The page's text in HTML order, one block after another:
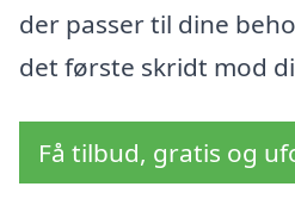
der passer til dine
det første skridt mod
Få tilbud, gratis og